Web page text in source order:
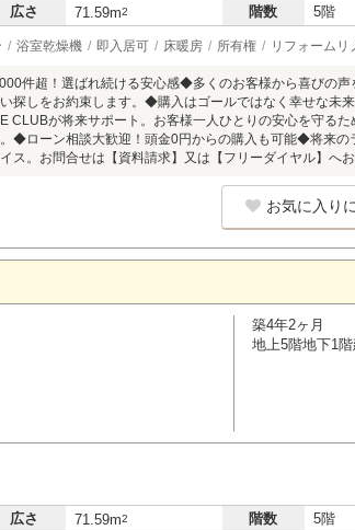
広さ 71.59m2 階数 5階
浴室乾燥機 即入居可 床暖房 所有権 リフォームリ
件超！選ばれ続ける安心感◆多くのお客様から喜びの声
探しをお約束します。◆購入はゴールではなく幸せな未
CLUBが将来サポート。お客様一人ひとりの安心を守る
◆ローン相談大歓迎！頭金0円からの購入も可能◆将来の
ス。お問合せは【資料請求】又は【フリーダイヤル】へ
お気に入り
築4年2ヶ月
地上5階地下1階
広さ 71.59m2 階数 5階